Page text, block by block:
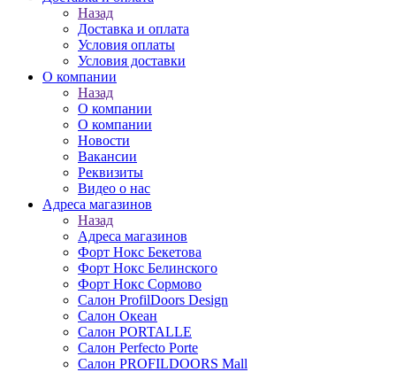
Назад
Доставка и оплата
Условия оплаты
Условия доставки
О компании
Назад
О компании
О компании
Новости
Вакансии
Реквизиты
Видео о нас
Адреса магазинов
Назад
Адреса магазинов
Форт Нокс Бекетова
Форт Нокс Белинского
Форт Нокс Сормово
Салон ProfilDoors Design
Салон Океан
Салон PORTALLE
Салон Perfecto Portе
Салон PROFILDOORS Mall